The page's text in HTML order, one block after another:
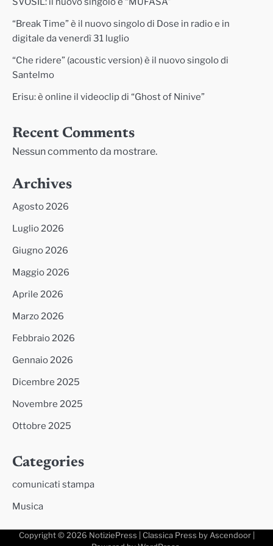
“Break Time” è il nuovo singolo di Dose in radio e in
digitale da venerdì 31 luglio
“Che ridere” (acoustic version) è il nuovo singolo di
Santelmo
Erisu: è online il videoclip di “Ghost of Ninive”
Recent Comments
Nessun commento da mostrare.
Archives
Agosto 2026
Luglio 2026
Giugno 2026
Maggio 2026
Aprile 2026
Marzo 2026
Febbraio 2026
Gennaio 2026
Dicembre 2025
Novembre 2025
Ottobre 2025
Categories
comunicati stampa
Musica
Copyright © 2026 NotiziePress | Classica Press by Ascendoor|